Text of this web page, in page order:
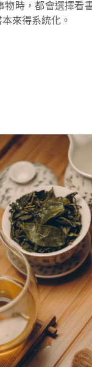
時，都會選擇看
來得系統化。